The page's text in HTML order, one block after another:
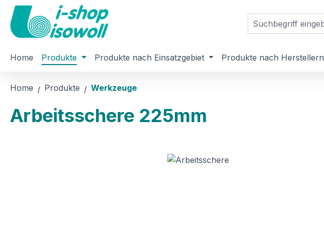
Hauptinhalt springen
Zur Suche springen
Zur Hauptnavigation springen
Home Produkte Produkte nach Einsatzgebiet Produkte nach Herstellern
Home Produkte Werkzeuge
Arbeitsschere 225mm